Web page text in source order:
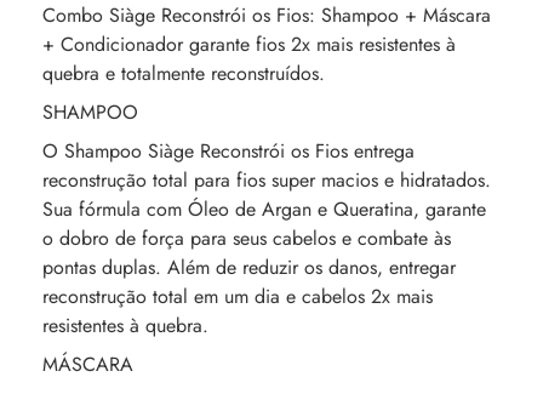
Combo Siàge Reconstrói os Fios: Shampoo + Máscara
+ Condicionador garante fios 2x mais resistentes à
quebra e totalmente reconstruídos.
SHAMPOO
O Shampoo Siàge Reconstrói os Fios entrega
reconstrução total para fios super macios e hidratados.
Sua fórmula com Óleo de Argan e Queratina, garante
o dobro de força para seus cabelos e combate às
pontas duplas. Além de reduzir os danos, entregar
reconstrução total em um dia e cabelos 2x mais
resistentes à quebra.
MÁSCARA